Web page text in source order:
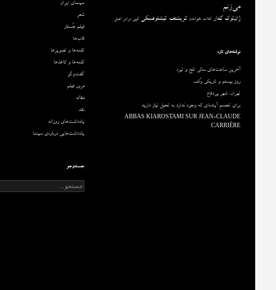
می‌زنم
ژان‌لوک گدار کتاب خواندن کریشتف کیشلوفسکی کپی برابر اصل
سینمای ایران
شعر
فیلم جُستار
قاب‌ها
کلمه‌ها و تصویرها
کلمه‌ها و کاغذها
گفت‌وگو
مرور فیلم
مقاله‌
نقد
یادداشت‌های روزانه
یادداشت‌هایی درباره‌ی سینما
نوشته‌های تازه
آخرین ساعت‌های سالی تلخ و تیره
روز بیستم و تاریکی وُلف
تهران، شهرِ بی‌دفاع
برای تجسمِ آینده‌ای که وجود ندارد به تخیل نیاز دارید
ABBAS KIAROSTAMI SUR JEAN-CLAUDE
CARRIÈRE
جست‌وجو
ج
س